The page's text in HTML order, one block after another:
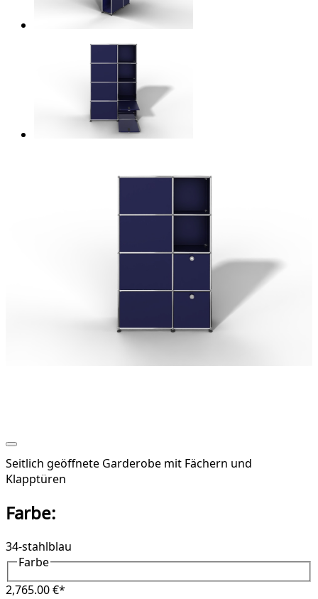
Seitlich geöffnete Garderobe mit Fächern und
Klapptüren
Farbe:
34-stahlblau
Farbe
2,765.00 €*